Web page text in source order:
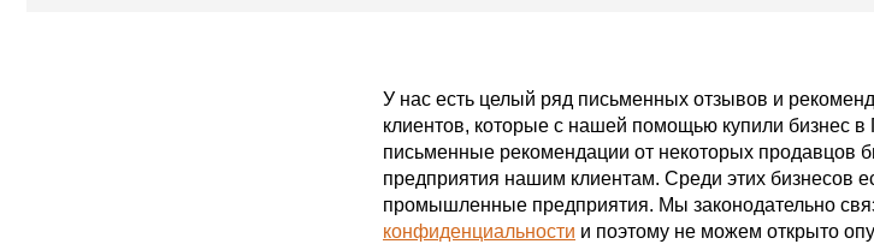
У нас есть целый ряд письменных отзывов и
клиентов, которые с нашей помощью купили бизнес
письменные рекомендации от некоторых продавцов
предприятия нашим клиентам. Среди этих бизнесов
промышленные предприятия. Мы законодательно
конфиденциальности и поэтому не можем открыто